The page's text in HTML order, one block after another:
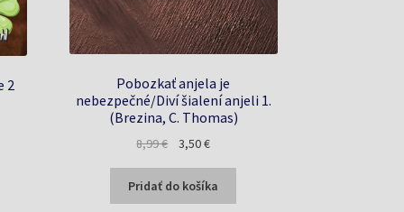
2
Pobozkať anjela je
nebezpečné/Diví šialení anjeli 1.
(Brezina, C. Thomas)
8,99€
Pôvodná
bola:
8,99 €.
3,50€Aktuálna
je:
3,50 €.
Pridať do košíka